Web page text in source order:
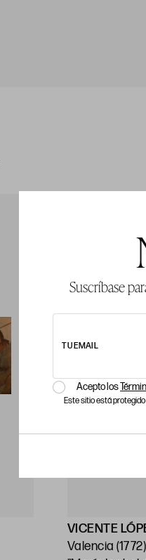
Suscríbase
TU EMAIL
Acepto los
Este sitio está
VICENTE
Valencia